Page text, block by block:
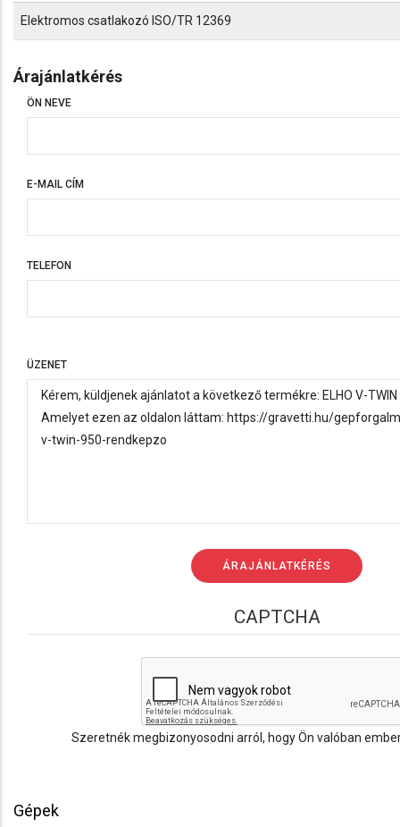
Elektromos csatlakozó ISO/TR 12369
Árajánlatkérés
ÖN NEVE
E-MAIL CÍM
TELEFON
ÜZENET
CAPTCHA
Szeretnék megbizonyosodni arról, hogy Ön valóban
Gépek